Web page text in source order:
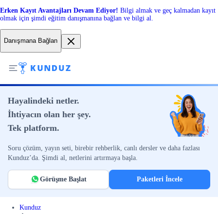
Erken Kayıt Avantajları Devam Ediyor! Bilgi almak ve geç kalmadan kayıt
olmak için şimdi eğitim danışmanına bağlan ve bilgi al.
Danışmana Bağlan
Hayalindeki netler.
İhtiyacın olan her şey.
Tek platform.
Soru çözüm, yayın seti, birebir rehberlik, canlı dersler ve daha fazlası
Kunduz’da. Şimdi al, netlerini artırmaya başla.
Görüşme Başlat Paketleri İncele
Kunduz